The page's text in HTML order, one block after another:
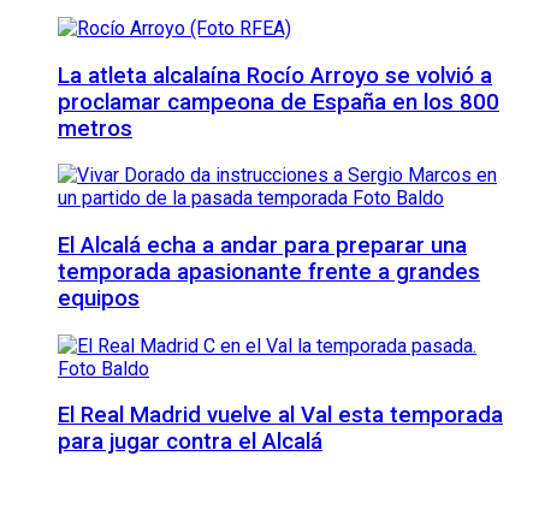
La atleta alcalaína Rocío Arroyo se volvió a
proclamar campeona de España en los 800
metros
El Alcalá echa a andar para preparar una
temporada apasionante frente a grandes
equipos
El Real Madrid vuelve al Val esta temporada
para jugar contra el Alcalá